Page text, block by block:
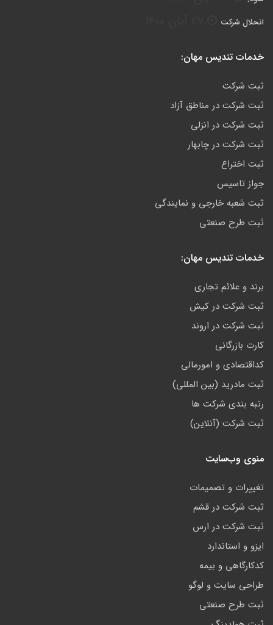
انحلال شرکت
خدمات تندیس مهان:
ثبت شرکت
ثبت شرکت در مناطق آزاد
ثبت شرکت در انزلی
ثبت شرکت در چابهار
ثبت اختراع
جواز تاسیس
ثبت شعبه خارجی و نمایندگی
ثبت طرح صنعتی
خدمات تندیس مهان:
برند و علائم تجاری
ثبت شرکت در کیش
ثبت شرکت در اروند
کارت بازرگانی
کداقتصادی و امورمالی
ثبت مادرید (بین المللی)
رتبه بندی شرکت ها
ثبت شرکت (آنلاین)
منوی وب‌سایت
تغییرات و تصمیمات
ثبت شرکت در قشم
ثبت شرکت در ارس
ایزو و استاندارد
کدکارگاهی و بیمه
طراحی سایت و لوگو
ثبت طرح صنعتی